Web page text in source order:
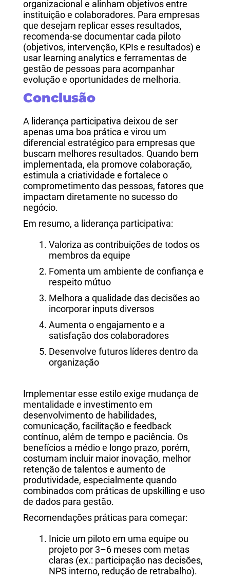
organizacional e alinham objetivos entre
instituição e colaboradores. Para empresas
que desejam replicar esses resultados,
recomenda-se documentar cada piloto
(objetivos, intervenção, KPIs e resultados) e
usar learning analytics e ferramentas de
gestão de pessoas para acompanhar
evolução e oportunidades de melhoria.
Conclusão
A liderança participativa deixou de ser
apenas uma boa prática e virou um
diferencial estratégico para empresas que
buscam melhores resultados. Quando bem
implementada, ela promove colaboração,
estimula a criatividade e fortalece o
comprometimento das pessoas, fatores que
impactam diretamente no sucesso do
negócio.
Em resumo, a liderança participativa:
Valoriza as contribuições de todos os
membros da equipe
Fomenta um ambiente de confiança e
respeito mútuo
Melhora a qualidade das decisões ao
incorporar inputs diversos
Aumenta o engajamento e a
satisfação dos colaboradores
Desenvolve futuros líderes dentro da
organização
Implementar esse estilo exige mudança de
mentalidade e investimento em
desenvolvimento de habilidades,
comunicação, facilitação e feedback
contínuo, além de tempo e paciência. Os
benefícios a médio e longo prazo, porém,
costumam incluir maior inovação, melhor
retenção de talentos e aumento de
produtividade, especialmente quando
combinados com práticas de upskilling e uso
de dados para gestão.
Recomendações práticas para começar:
Inicie um piloto em uma equipe ou
projeto por 3–6 meses com metas
claras (ex.: participação nas decisões,
NPS interno, redução de retrabalho).